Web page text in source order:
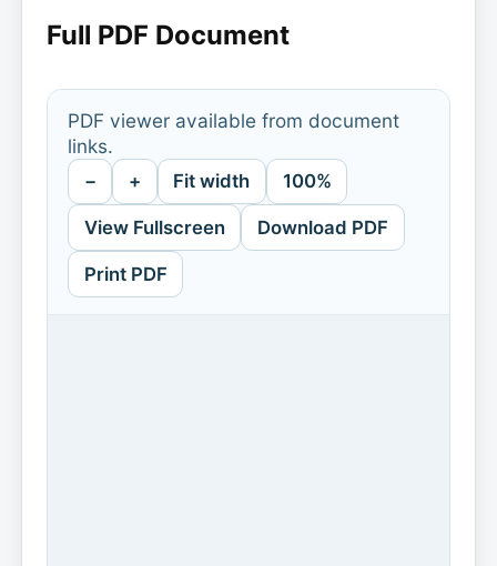
Full PDF Document
PDF viewer available from document
links.
− + Fit width 100%
View Fullscreen Download PDF
Print PDF